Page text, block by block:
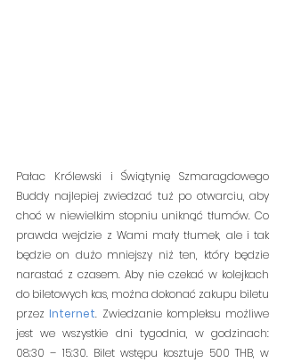
Pałac Królewski i Świątynię Szmaragdowego
Buddy najlepiej zwiedzać tuż po otwarciu, aby
choć w niewielkim stopniu uniknąć tłumów. Co
prawda wejdzie z Wami mały tłumek, ale i tak
będzie on dużo mniejszy niż ten, który będzie
narastać z czasem. Aby nie czekać w kolejkach
do biletowych kas, można dokonać zakupu biletu
przez Internet. Zwiedzanie kompleksu możliwe
jest we wszystkie dni tygodnia, w godzinach:
08:30 – 15:30. Bilet wstępu kosztuje 500 THB, w